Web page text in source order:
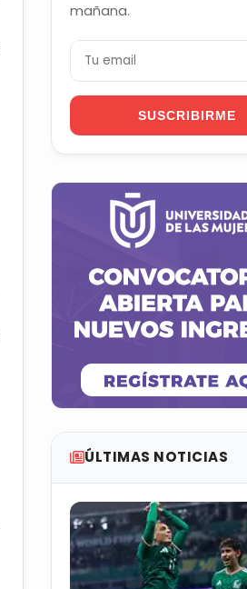
mañana.
SUSCRIBIRME
ÚLTIMAS NOTICIAS